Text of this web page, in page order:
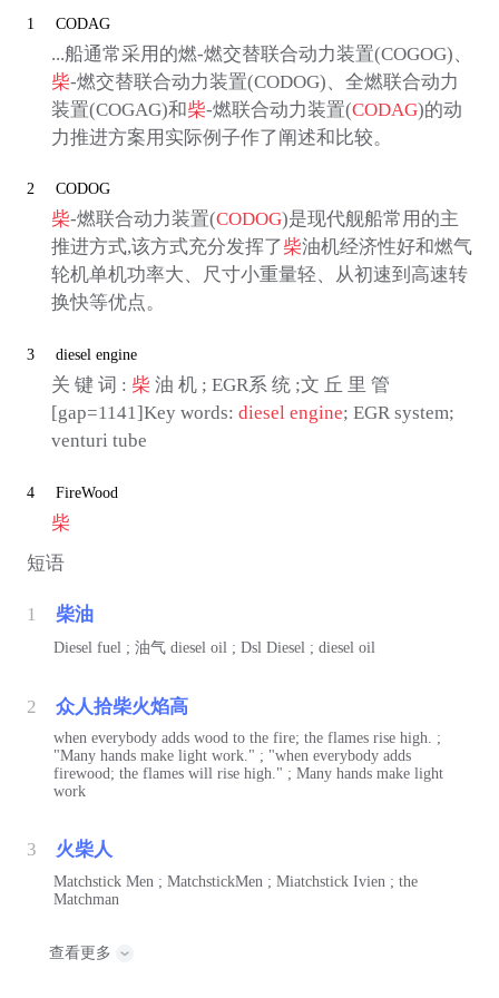
1 CODAG
...船通常采用的燃-燃交替联合动力装置(COGOG)、
柴-燃交替联合动力装置(CODOG)、全燃联合动力
装置(COGAG)和柴-燃联合动力装置(CODAG)的动
力推进方案用实际例子作了阐述和比较。
2 CODOG
柴-燃联合动力装置(CODOG)是现代舰船常用的主
推进方式,该方式充分发挥了柴油机经济性好和燃气
轮机单机功率大、尺寸小重量轻、从初速到高速转
换快等优点。
3 diesel engine
关 键 词 : 柴油 机 ; EGR系 统 ;文 丘 里 管
[gap=1141]Key words: diesel engine; EGR system;
venturi tube
4 FireWood
柴
短语
1 柴油
Diesel fuel ; 油气 diesel oil ; Dsl Diesel ; diesel oil
2 众人拾柴火焰高
when everybody adds wood to the fire; the flames rise high. ;
"Many hands make light work." ; "when everybody adds
firewood; the flames will rise high." ; Many hands make light
work
3 火柴人
Matchstick Men ; MatchstickMen ; Miatchstick Ivien ; the
Matchman
查看更多